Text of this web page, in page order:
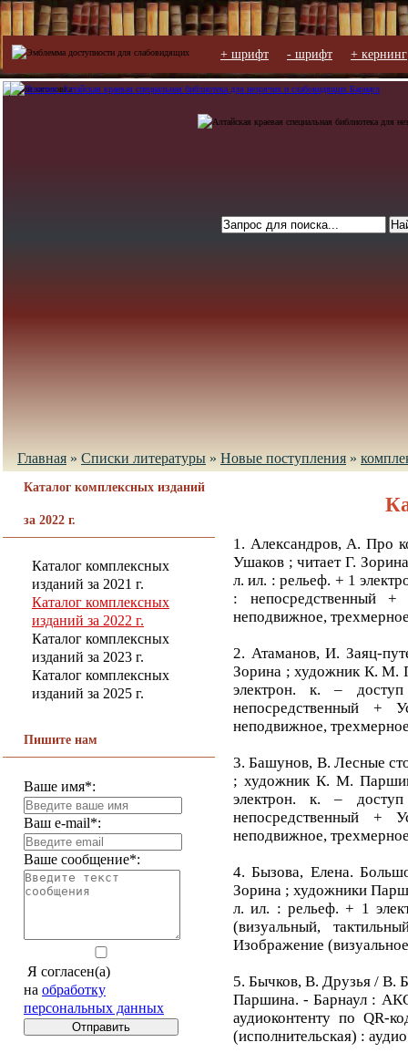
Главная » Списки литературы » Новые поступления »
+ кернинг
- шрифт
+ шрифт
Каталог комплексных изданий
за 2022 г.
Каталог комплексных
изданий за 2021 г.
Каталог комплексных
изданий за 2022 г.
Каталог комплексных
изданий за 2023 г.
Каталог комплексных
изданий за 2025 г.
Пишите нам
Ваше имя*:
Ваш e-mail*:
Ваше сообщение*:
Я согласен(а)
на обработку
персональных данных
1. Александров, А. Про
Ушаков ; читает Г.
л. ил. : рельеф. + 1
: непосредственный +
неподвижное,
2. Атаманов, И. Заяц-
Зорина ; художник К. М.
электрон. к. –
непосредственный +
неподвижное,
3. Башунов, В. Лесные
; художник К. М.
электрон. к. –
непосредственный +
неподвижное,
4. Бызова, Елена.
Зорина ; художники
л. ил. : рельеф. + 1
(визуальный,
Изображение
5. Бычков, В. Друзья / В.
Паршина. - Барнаул :
аудиоконтенту по QR-
(исполнительская) :